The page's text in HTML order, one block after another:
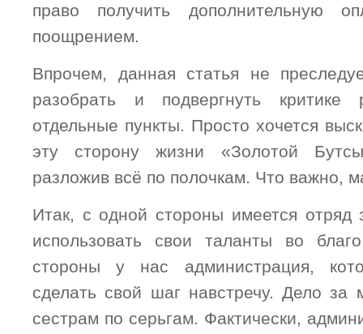
право получить дополнительную
поощрением.
Впрочем, данная статья не
разобрать и подвергнуть критике
отдельные пункты. Просто хочется
эту сторону жизни «Золотой
разложив всё по полочкам. Что важно,
Итак, с одной стороны имеется отряд
использовать свои таланты во
стороны у нас администрация,
сделать свой шаг навстречу. Дело за
сестрам по серьгам. Фактически,